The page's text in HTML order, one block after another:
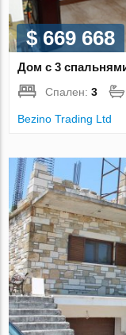
$ 669 668
Дом с 3
Спален:3
Bezino Trading Ltd